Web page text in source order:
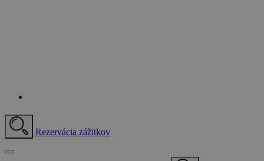
Rezervácia zážitkov